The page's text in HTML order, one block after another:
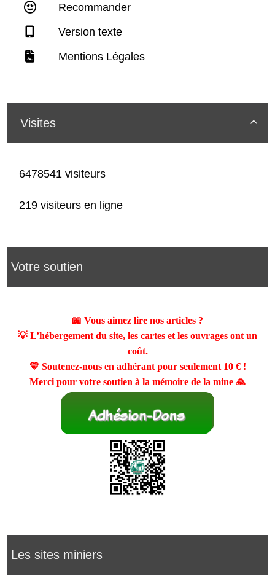
Recommander
Version texte
Mentions Légales

Visites
6478541 visiteurs
219 visiteurs en ligne
Votre soutien
📖 Vous aimez lire nos articles ?
💡 L’hébergement du site, les cartes et les ouvrages ont un
coût.
💛 Soutenez-nous en adhérant pour seulement 10 €!
Merci pour votre soutien à la mémoire de la mine 🙏
Les sites miniers